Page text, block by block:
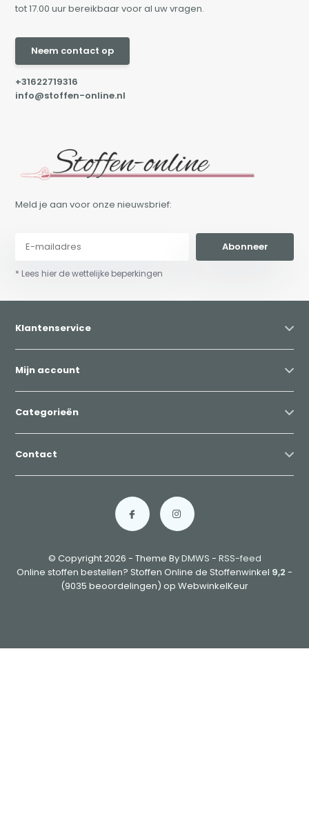
tot 17.00 uur bereikbaar voor al uw vragen.
Neem contact op
+31622719316
info@stoffen-online.nl
Meld je aan voor onze nieuwsbrief:
Abonneer
* Lees hier de wettelijke beperkingen
Klantenservice
Mijn account
Categorieën
Contact
© Copyright 2026 - Theme ByDMWS - RSS-feed
Online stoffen bestellen? Stoffen Online de Stoffenwinkel 9,2 -
(9035 beoordelingen) op WebwinkelKeur